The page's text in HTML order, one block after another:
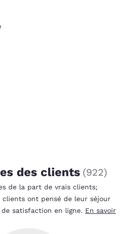
des clients (922)
de la part de vrais clients;
clients ont pensé de leur séjour
satisfaction en ligne. En savoir